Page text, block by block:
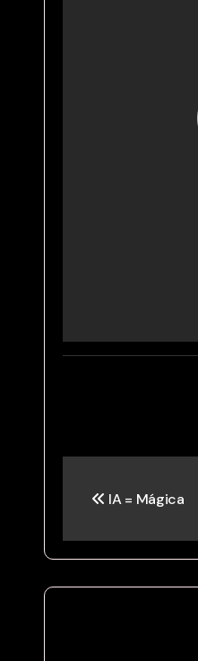
navigation
IA = Mágica